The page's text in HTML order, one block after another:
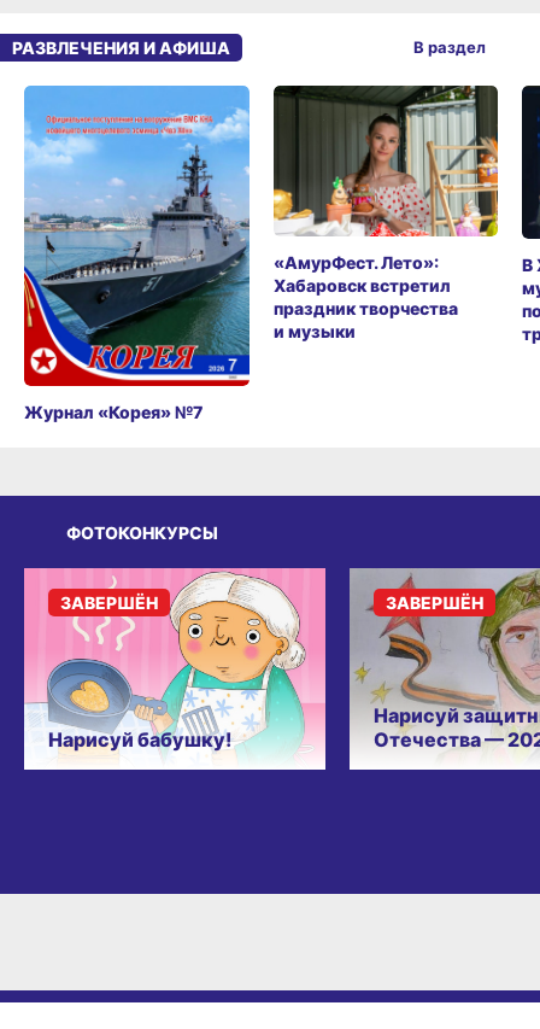
РАЗВЛЕЧЕНИЯ И АФИША
Журнал «Корея» №7
«АмурФест. Лето»:
Хабаровск встретил
праздник творчества
и музыки
В
В раздел
ФОТОКОНКУРСЫ
Нарисуй бабушку!
ЗАВЕРШЁН
Нарисуй
Отечества —
ЗАВЕРШЁН